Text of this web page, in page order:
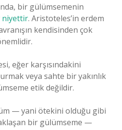
bir gülümsemenin
niyettir. Aristoteles’in erdem
kendisinden çok
eğer karşısındakini
veya sahte bir yakınlık
etik değildir.
— yani ötekini olduğu gibi
bir gülümseme —